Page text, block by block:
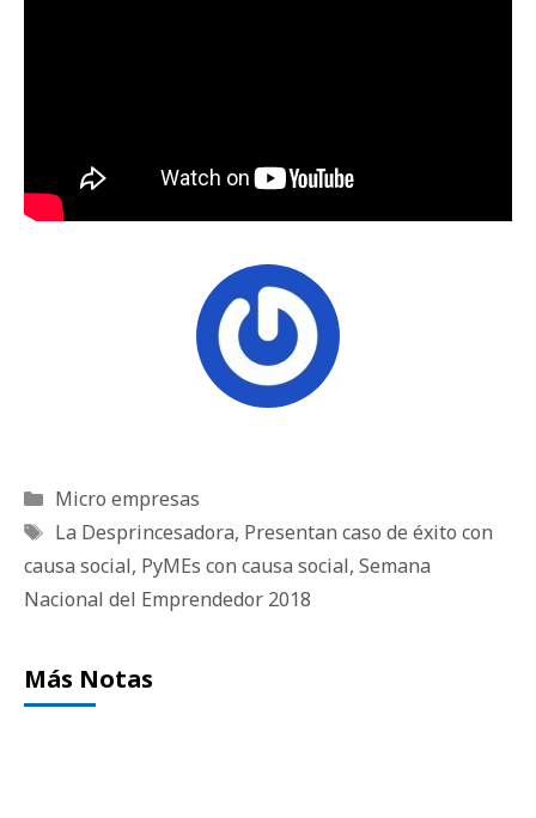
Categorías
Micro empresas
Etiquetas
La Desprincesadora, Presentan caso de éxito con
causa social, PyMEs con causa social, Semana
Nacional del Emprendedor 2018
Más Notas